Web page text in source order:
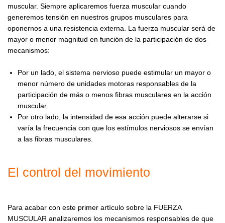
muscular. Siempre aplicaremos fuerza muscular cuando
generemos tensión en nuestros grupos musculares para
oponernos a una resistencia externa. La fuerza muscular será de
mayor o menor magnitud en función de la participación de dos
mecanismos:
Por un lado, el sistema nervioso puede estimular un mayor o
menor número de unidades motoras responsables de la
participación de más o menos fibras musculares en la acción
muscular.
Por otro lado, la intensidad de esa acción puede alterarse si
varía la frecuencia con que los estímulos nerviosos se envían
a las fibras musculares.
El control del movimiento
Para acabar con este primer artículo sobre la FUERZA
MUSCULAR analizaremos los mecanismos responsables de que